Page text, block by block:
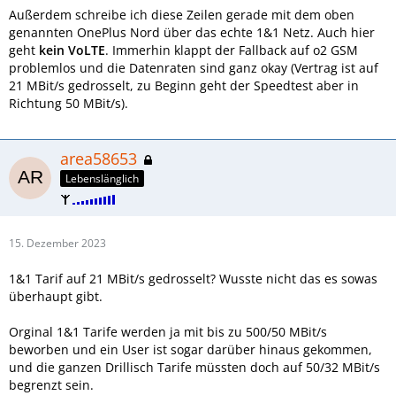
Außerdem schreibe ich diese Zeilen gerade mit dem oben
genannten OnePlus Nord über das echte 1&1 Netz. Auch hier
geht kein VoLTE. Immerhin klappt der Fallback auf o2 GSM
problemlos und die Datenraten sind ganz okay (Vertrag ist auf
21 MBit/s gedrosselt, zu Beginn geht der Speedtest aber in
Richtung 50 MBit/s).
area58653
Lebenslänglich
15. Dezember 2023
1&1 Tarif auf 21 MBit/s gedrosselt? Wusste nicht das es sowas
überhaupt gibt.
Orginal 1&1 Tarife werden ja mit bis zu 500/50 MBit/s
beworben und ein User ist sogar darüber hinaus gekommen,
und die ganzen Drillisch Tarife müssten doch auf 50/32 MBit/s
begrenzt sein.